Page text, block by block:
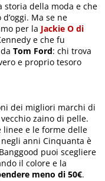
storia della moda e che
Ma se ne
per la Jackie O di
e che fu
daTom Ford: chi trova
e proprio tesoro
dei migliori marchi di
zaino di pelle.
linee e le forme delle
anni Cinquanta è
puoi scegliere
il colore e la
meno di 50€.